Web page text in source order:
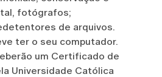
fotógrafos;
de arquivos.
ter o seu computador.
um Certificado de
Universidade Católica